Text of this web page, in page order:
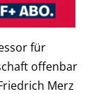
für
offenbar
Merz